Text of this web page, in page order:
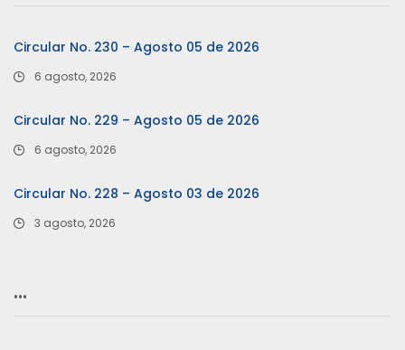
Circular No. 230 – Agosto 05 de 2026
6 agosto, 2026
Circular No. 229 – Agosto 05 de 2026
6 agosto, 2026
Circular No. 228 – Agosto 03 de 2026
3 agosto, 2026
…